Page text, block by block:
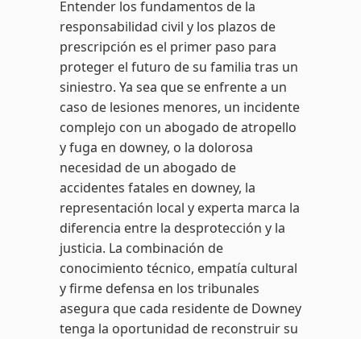
Entender los fundamentos de la
responsabilidad civil y los plazos de
prescripción es el primer paso para
proteger el futuro de su familia tras un
siniestro. Ya sea que se enfrente a un
caso de lesiones menores, un incidente
complejo con un abogado de atropello
y fuga en downey, o la dolorosa
necesidad de un abogado de
accidentes fatales en downey, la
representación local y experta marca la
diferencia entre la desprotección y la
justicia. La combinación de
conocimiento técnico, empatía cultural
y firme defensa en los tribunales
asegura que cada residente de Downey
tenga la oportunidad de reconstruir su